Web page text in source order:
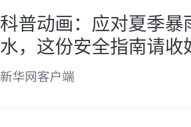
科普动画：应对夏季暴
水，这份安全指南请收
新华网客户端